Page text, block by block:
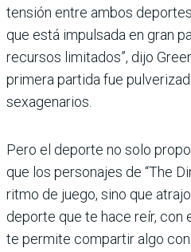
tensión entre ambos
que está impulsada en gran
recursos limitados”, dijo
primera partida fue
sexagenarios.
Pero el deporte no solo
que los personajes de “The
ritmo de juego, sino que
deporte que te hace reír, con
te permite compartir algo